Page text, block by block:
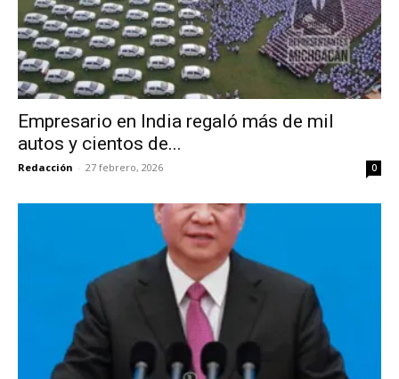
Empresario en India regaló más de mil
autos y cientos de...
Redacción - 27 febrero, 2026 0